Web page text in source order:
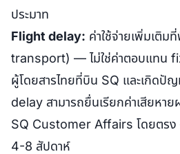
ประมาท
Flight delay: ค่าใช้จ่ายเพิ่มเติม
transport) — ไม่ใช่ค่าตอบแทน
ผู้โดยสารไทยที่บิน SQ และเกิดปั
delay สามารถยื่นเรียกค่าเสียหาย
SQ Customer Affairs โดยตรง
4-8 สัปดาห์